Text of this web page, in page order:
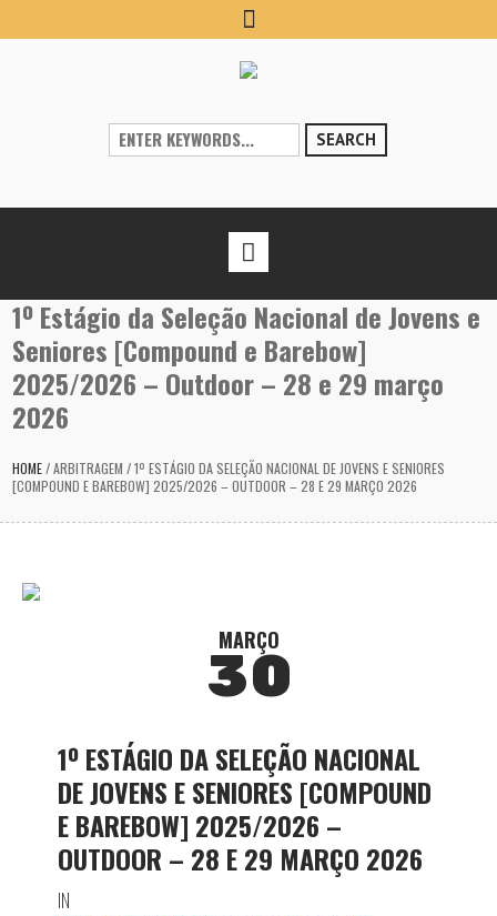
SEARCH
1º Estágio da Seleção Nacional de Jovens e
Seniores [Compound e Barebow]
2025/2026 – Outdoor – 28 e 29 março
2026
HOME/ARBITRAGEM /1º ESTÁGIO DA SELEÇÃO NACIONAL DE JOVENS E SENIORES
[COMPOUND E BAREBOW] 2025/2026 – OUTDOOR – 28 E 29 MARÇO 2026
MARÇO
30
1º ESTÁGIO DA SELEÇÃO NACIONAL
DE JOVENS E SENIORES [COMPOUND
E BAREBOW] 2025/2026 –
OUTDOOR – 28 E 29 MARÇO 2026
IN